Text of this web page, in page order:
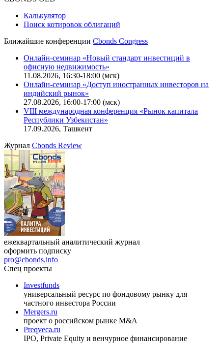
Калькулятор
Поиск котировок облигаций
Ближайшие конференции Cbonds Congress
Онлайн-семинар «Новый стандарт инвестиций в
офисную недвижимость»
11.08.2026, 16:30-18:00 (мск)
Онлайн-семинар «Доступ иностранных инвесторов на
индийский рынок»
27.08.2026, 16:00-17:00 (мск)
VIII международная конференция «Рынок капитала
Республики Узбекистан»
17.09.2026, Ташкент
Журнал Cbonds Review
ежеквартальный аналитический журнал
оформить подписку
pro@cbonds.info
Спец проекты
Investfunds
универсальный ресурс по фондовому рынку для
частного инвестора России
Mergers.ru
проект о российском рынке M&A
Preqveca.ru
IPO, Private Equity и венчурное финансирование